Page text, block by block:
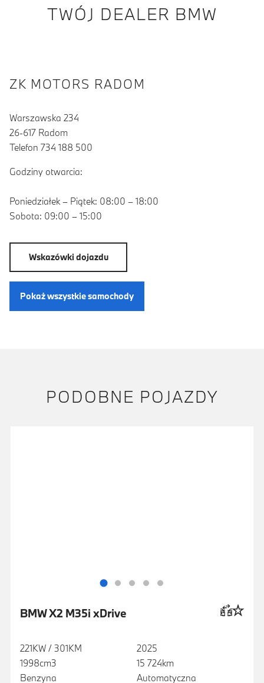
TWÓJ DEALER BMW
ZK MOTORS RADOM
Warszawska 234
26-617 Radom
Telefon 734 188 500
Godziny otwarcia:
Poniedziałek – Piątek: 08:00 – 18:00
Sobota: 09:00 – 15:00
Wskazówki dojazdu
Pokaż wszystkie samochody
PODOBNE POJAZDY
BMW X2 M35i xDrive
221KW / 301KM
1998cm3
Benzyna
2025
15 724km
Automatyczna